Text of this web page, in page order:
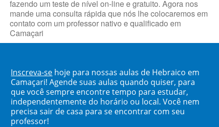
fazendo um teste de nível on-line e gratuito. Agora nos
mande uma consulta rápida que nós lhe colocaremos em
contato com um professor nativo e qualificado em
Camaçari
Inscreva-se hoje para nossas aulas de Hebraico em
Camaçari! Agende suas aulas quando quiser, para
que você sempre encontre tempo para estudar,
independentemente do horário ou local. Você nem
precisa sair de casa para se encontrar com seu
professor!